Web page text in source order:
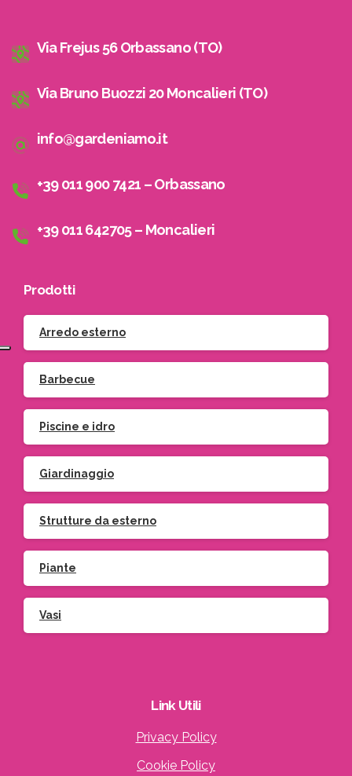
Via Frejus 56 Orbassano (TO)
Via Bruno Buozzi 20 Moncalieri (TO)
info@gardeniamo.it
+39 011 900 7421 – Orbassano
+39 011 642705 – Moncalieri
Prodotti
Arredo esterno
Barbecue
Piscine e idro
Giardinaggio
Strutture da esterno
Piante
Vasi
Link Utili
Privacy Policy
Cookie Policy